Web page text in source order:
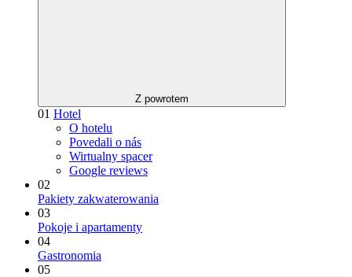
Z powrotem
01 Hotel
O hotelu
Povedali o nás
Wirtualny spacer
Google reviews
02
Pakiety zakwaterowania
03
Pokoje i apartamenty
04
Gastronomia
05